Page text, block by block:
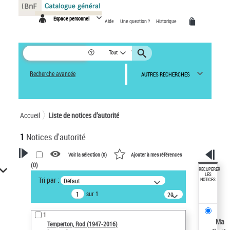
Espace personnel Aide Une question ? Historique
Tout
Recherche avancée AUTRES RECHERCHES
Accueil Liste de notices d’autorité
1 Notices d'autorité
VOTRE RECHERCHE
Recherche avancée dans les
notices d’autorité
Œuvres liées à l'auteur :
Temperton, Rod (1947-2016)
Voir la sélection (0) Ajouter à mes références
(0)
Tri par : Défaut
sur 1
20
résultats/page
1
Temperton, Rod (1947-2016)
RÉCUPÉRER
LES
NOTICES
Ma
Panneau de gestion des cookies